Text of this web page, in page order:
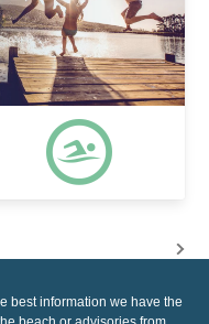
best information we have the